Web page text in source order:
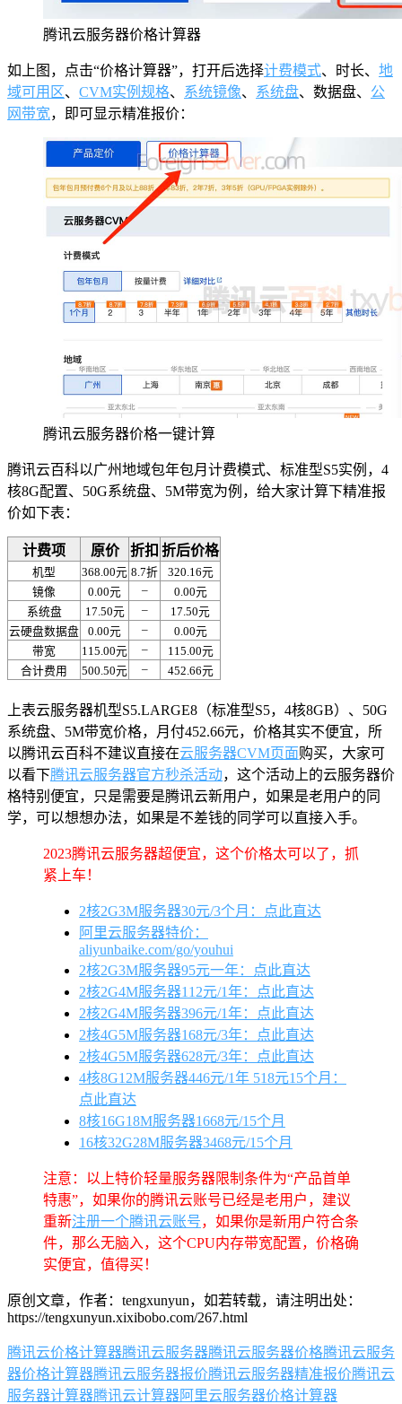
腾讯云服务器价格计算器
如上图，点击“价格计算器”，打开后选择计费模式、时长、 地
域可用区、 CVM实例规格、 系统镜像、 系统盘、数据盘、 公
网带宽，即可显示精准报价：
腾讯云服务器价格一键计算
腾讯云百科以广州地域包年包月计费模式、标准型S5实例，4
核8G配置、50G系统盘、5M带宽为例，给大家计算下精准报
价如下表：
计费项 原价 折扣 折后价格
机型 368.00元 8.7折
320.16元
镜像
0.00元 –
0.00元
系统盘
17.50元 –
17.50元
云硬盘数据盘
0.00元 –
0.00元
带宽
115.00元 –
115.00元
合计费用
500.50元 – 452.66元
上表云服务器机型S5.LARGE8（标准型S5，4核8GB）、50G
系统盘、5M带宽价格，月付452.66元，价格其实不便宜，所
以腾讯云百科不建议直接在云服务器CVM页面购买，大家可
以看下腾讯云服务器官方秒杀活动，这个活动上的云服务器价
格特别便宜，只是需要是腾讯云新用户，如果是老用户的同
学，可以想想办法，如果是不差钱的同学可以直接入手。
2023腾讯云服务器超便宜，这个价格太可以了，抓
紧上车！
2核2G3M服务器30元/3个月：点此直达
阿里云服务器特价：
aliyunbaike.com/go/youhui
2核2G3M服务器95元一年：点此直达
2核2G4M服务器112元/1年：点此直达
2核2G4M服务器396元/1年：点此直达
2核4G5M服务器168元/3年：点此直达
2核4G5M服务器628元/3年：点此直达
4核8G12M服务器446元/1年 518元15个月：
点此直达
8核16G18M服务器1668元/15个月
16核32G28M服务器3468元/15个月
注意：以上特价轻量服务器限制条件为“产品首单
特惠”，如果你的腾讯云账号已经是老用户，建议
重新注册一个腾讯云账号，如果你是新用户符合条
件，那么无脑入，这个CPU内存带宽配置，价格确
实便宜，值得买！
原创文章，作者：tengxunyun，如若转载，请注明出处：
https://tengxunyun.xixibobo.com/267.html
腾讯云价格计算器腾讯云服务器腾讯云服务器价格腾讯云服务
器价格计算器腾讯云服务器报价腾讯云服务器精准报价腾讯云
服务器计算器腾讯云计算器阿里云服务器价格计算器